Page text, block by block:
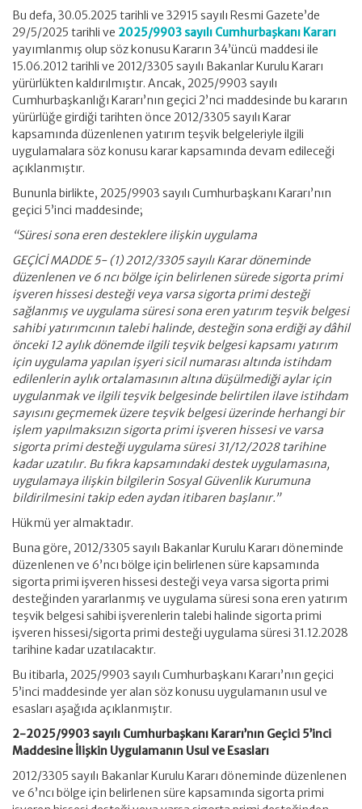
Bu defa, 30.05.2025 tarihli ve 32915 sayılı Resmi Gazete’de
29/5/2025 tarihli ve 2025/9903 sayılı Cumhurbaşkanı Kararı
yayımlanmış olup söz konusu Kararın 34’üncü maddesi ile
15.06.2012 tarihli ve 2012/3305 sayılı Bakanlar Kurulu Kararı
yürürlükten kaldırılmıştır. Ancak, 2025/9903 sayılı
Cumhurbaşkanlığı Kararı’nın geçici 2’nci maddesinde bu kararın
yürürlüğe girdiği tarihten önce 2012/3305 sayılı Karar
kapsamında düzenlenen yatırım teşvik belgeleriyle ilgili
uygulamalara söz konusu karar kapsamında devam edileceği
açıklanmıştır.
Bununla birlikte, 2025/9903 sayılı Cumhurbaşkanı Kararı’nın
geçici 5’inci maddesinde;
“Süresi sona eren desteklere ilişkin uygulama
GEÇİCİ MADDE 5- (1) 2012/3305 sayılı Karar döneminde
düzenlenen ve 6 ncı bölge için belirlenen sürede sigorta primi
işveren hissesi desteği veya varsa sigorta primi desteği
sağlanmış ve uygulama süresi sona eren yatırım teşvik belgesi
sahibi yatırımcının talebi halinde, desteğin sona erdiği ay dâhil
önceki 12 aylık dönemde ilgili teşvik belgesi kapsamı yatırım
için uygulama yapılan işyeri sicil numarası altında istihdam
edilenlerin aylık ortalamasının altına düşülmediği aylar için
uygulanmak ve ilgili teşvik belgesinde belirtilen ilave istihdam
sayısını geçmemek üzere teşvik belgesi üzerinde herhangi bir
işlem yapılmaksızın sigorta primi işveren hissesi ve varsa
sigorta primi desteği uygulama süresi 31/12/2028 tarihine
kadar uzatılır. Bu fıkra kapsamındaki destek uygulamasına,
uygulamaya ilişkin bilgilerin Sosyal Güvenlik Kurumuna
bildirilmesini takip eden aydan itibaren başlanır.”
Hükmü yer almaktadır.
Buna göre, 2012/3305 sayılı Bakanlar Kurulu Kararı döneminde
düzenlenen ve 6’ncı bölge için belirlenen süre kapsamında
sigorta primi işveren hissesi desteği veya varsa sigorta primi
desteğinden yararlanmış ve uygulama süresi sona eren yatırım
teşvik belgesi sahibi işverenlerin talebi halinde sigorta primi
işveren hissesi/sigorta primi desteği uygulama süresi 31.12.2028
tarihine kadar uzatılacaktır.
Bu itibarla, 2025/9903 sayılı Cumhurbaşkanı Kararı’nın geçici
5’inci maddesinde yer alan söz konusu uygulamanın usul ve
esasları aşağıda açıklanmıştır.
2-2025/9903 sayılı Cumhurbaşkanı Kararı’nın Geçici 5’inci
Maddesine İlişkin Uygulamanın Usul ve Esasları
2012/3305 sayılı Bakanlar Kurulu Kararı döneminde düzenlenen
ve 6’ncı bölge için belirlenen süre kapsamında sigorta primi